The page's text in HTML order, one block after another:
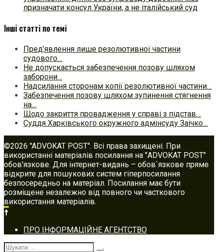
призначати консул України, а не італійський суд
Інші статті по темі
Пред’явлення лише резолютивної частини
судового…
Не допускається забезпечення позову шляхом
заборони…
Надсилання сторонам копії резолютивної частини…
Забезпечення позову шляхом зупинення стягнення
на…
Щодо закриття провадження у справі з підстав…
Суддя Харківського окружного адмінсуду Заічко…
©2026 "ADVOKAT POST". Всі права захищені. При
використанні матеріалів посилання на "ADVOKAT POST"
обов'язкове. Для інтернет-видань – обов`язкове пряме
відкрите для пошукових систем гіперпосилання
безпосередньо на матеріал. Посилання має бути
розміщене незалежно від повного чи часткового
використання матеріалів.
Footer
navigation
ПРО ІНФОРМАЦІЙНЕ АГЕНТСТВО
Шукати: